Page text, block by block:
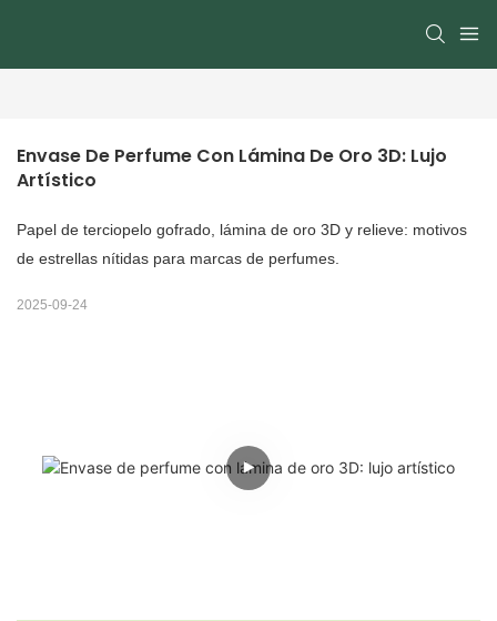
Envase De Perfume Con Lámina De Oro 3D: Lujo
Artístico
Papel de terciopelo gofrado, lámina de oro 3D y relieve: motivos
de estrellas nítidas para marcas de perfumes.
2025-09-24